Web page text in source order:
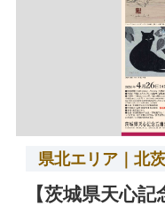
県北エリア｜北
【茨城県天心